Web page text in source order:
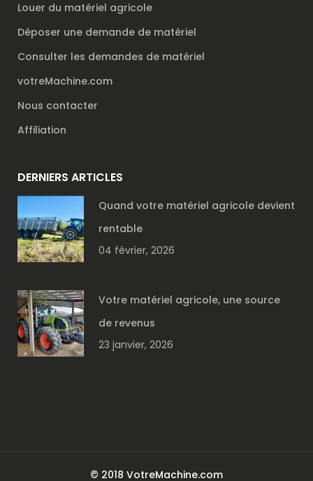
Louer du matériel agricole
Déposer une demande de matériel
Consulter les demandes de matériel
votreMachine.com
Nous contacter
Affiliation
DERNIERS ARTICLES
Quand votre matériel agricole devient
rentable
04 février, 2026
Votre matériel agricole, une source
de revenus
23 janvier, 2026
© 2018 VotreMachine.com